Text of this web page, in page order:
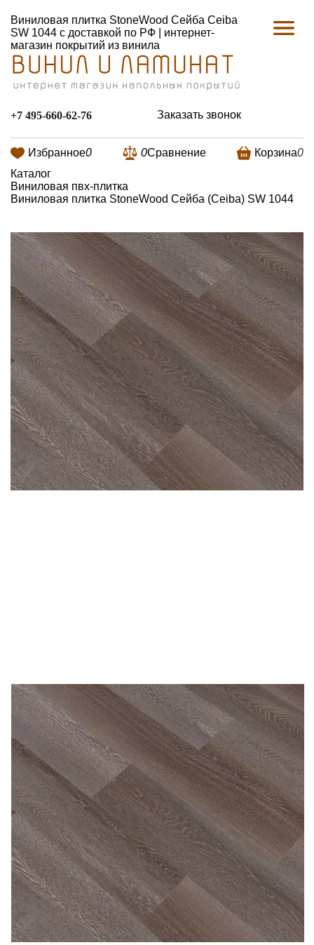
Виниловая плитка StoneWood Сейба Ceiba
SW 1044 с доставкой по РФ | интернет-
магазин покрытий из винила
+7 495-660-62-76 Заказать звонок
Избранное0 0Сравнение Корзина0
Каталог
Виниловая пвх-плитка
Виниловая плитка StoneWood Сейба (Ceiba) SW 1044